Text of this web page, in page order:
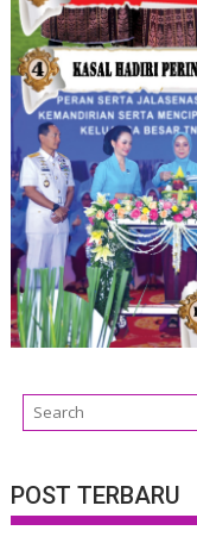
POST TERBARU